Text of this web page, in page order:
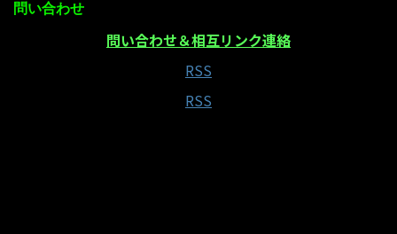
問い合わせ
問い合わせ＆相互リンク連絡
RSS
RSS